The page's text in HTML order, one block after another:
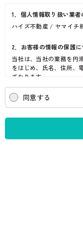
1．個人情報取り扱い業
ハイズ不動産 / ヤマイチ
2．お客様の情報の保護
当社は、当社の業務を円
をはじめ、氏名、住所、
ております。
当社は、これらのお客さ
す。）の適正な保護を重
次の方針の下でお客さま
(1) お客さま情報に適用
係法令を遵守し、適切に
(3) お客さま情報の収集
表し、その利用目的にし
を講じて適切な管理を行
(5) 保有するお客さま情
削除、利用停止の依頼を
具体的には、以下の内容
同意する